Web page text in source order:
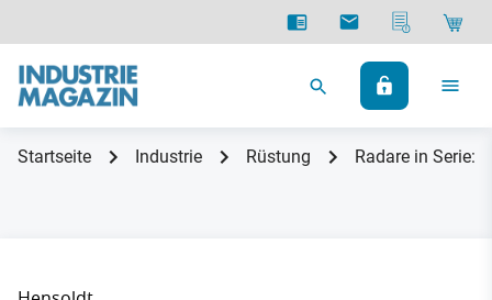
Startseite Industrie Rüstung Radare in Serie: